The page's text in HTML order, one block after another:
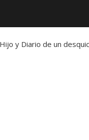
y Diario de un